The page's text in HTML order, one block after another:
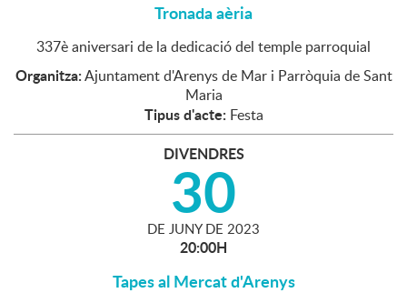
Tronada aèria
337è aniversari de la dedicació del temple parroquial
Organitza:Ajuntament d'Arenys de Mar i Parròquia de Sant
Maria
Tipus d'acte: Festa
DIVENDRES
30
DE JUNY DE 2023
20:00H
Tapes al Mercat d'Arenys